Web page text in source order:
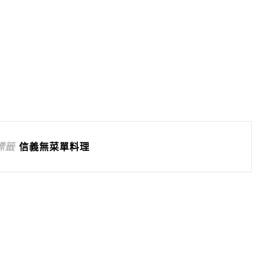
籤 信義無菜單料理